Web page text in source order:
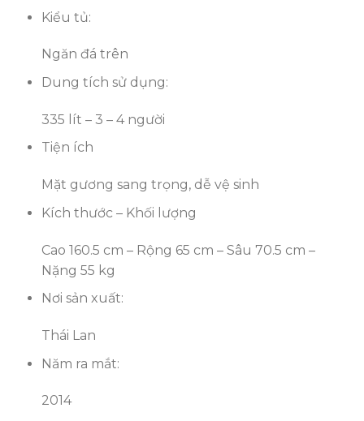
Kiểu tủ:
Ngăn đá trên
Dung tích sử dụng:
335 lít – 3 – 4 người
Tiện ích
Mặt gương sang trọng, dễ vệ sinh
Kích thước – Khối lượng
Cao 160.5 cm – Rộng 65 cm – Sâu 70.5 cm –
Nặng 55 kg
Nơi sản xuất:
Thái Lan
Năm ra mắt:
2014